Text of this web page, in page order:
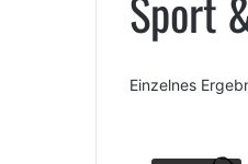
Einzelnes